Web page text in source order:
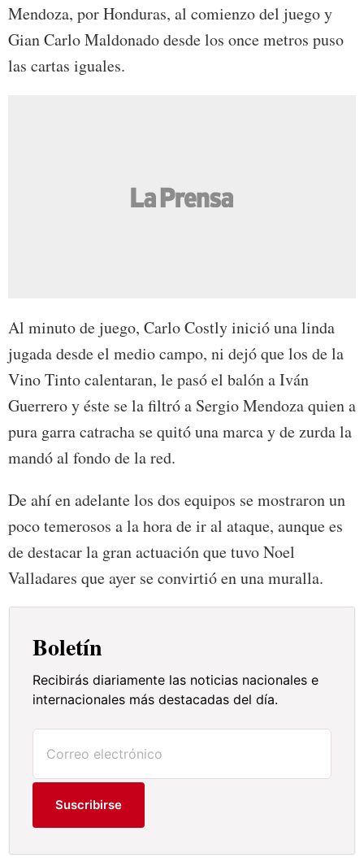
Mendoza, por Honduras, al comienzo del juego y
Gian Carlo Maldonado desde los once metros puso
las cartas iguales.
Al minuto de juego, Carlo Costly inició una linda
jugada desde el medio campo, ni dejó que los de la
Vino Tinto calentaran, le pasó el balón a Iván
Guerrero y éste se la filtró a Sergio Mendoza quien a
pura garra catracha se quitó una marca y de zurda la
mandó al fondo de la red.
De ahí en adelante los dos equipos se mostraron un
poco temerosos a la hora de ir al ataque, aunque es
de destacar la gran actuación que tuvo Noel
Valladares que ayer se convirtió en una muralla.
Boletín
Recibirás diariamente las noticias nacionales e
internacionales más destacadas del día.
Suscribirse